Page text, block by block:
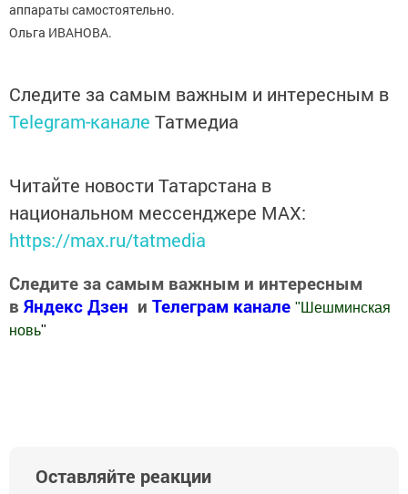
аппараты самостоятельно.
Ольга ИВАНОВА.
Следите за самым важным и интересным в
Telegram-канале Татмедиа
Читайте новости Татарстана в
национальном мессенджере MАХ:
https://max.ru/tatmedia
Следите за самым важным и интересным
в Яндекс Дзен и Телеграм канале " Шешминская
новь"
Оставляйте реакции